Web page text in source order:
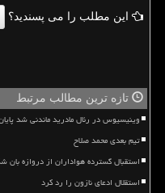
این مطلب را می پسندید؟
تازه ترین مطالب مرتبط
وینیسیوس در رئال مادرید ماندنی شد
تیم بعدی محمد صلاح
استقبال گسترده هواداران از دروازه
استقلال ادعای نازون را رد کرد